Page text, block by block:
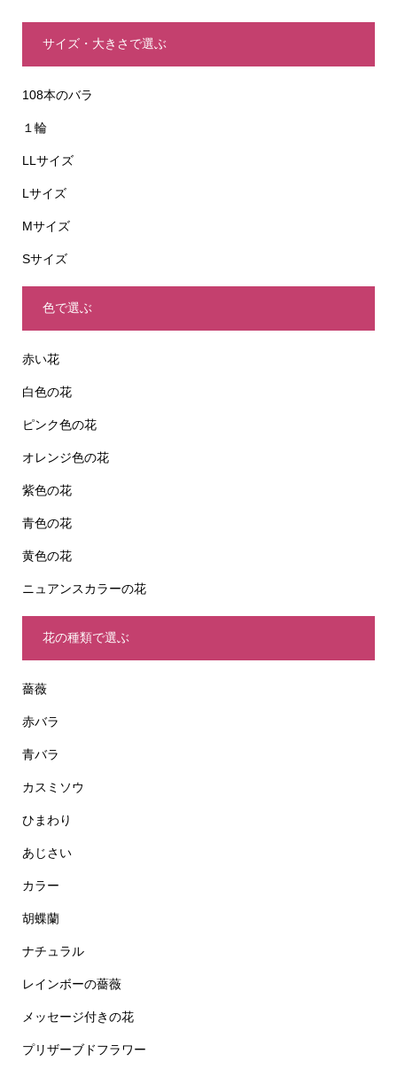
サイズ・大きさで選ぶ
108本のバラ
１輪
LLサイズ
Lサイズ
Mサイズ
Sサイズ
色で選ぶ
赤い花
白色の花
ピンク色の花
オレンジ色の花
紫色の花
青色の花
黄色の花
ニュアンスカラーの花
花の種類で選ぶ
薔薇
赤バラ
青バラ
カスミソウ
ひまわり
あじさい
カラー
胡蝶蘭
ナチュラル
レインボーの薔薇
メッセージ付きの花
プリザーブドフラワー